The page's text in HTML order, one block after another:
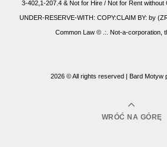
3-402,1-207.4 & Not for Hire / Not for Rent without
UNDER-RESERVE-WITH: COPY:CLAIM BY: by
Common Law © .:. Not-a-corporation,
2026 © All rights reserved | Bard Motyw
WRÓĆ NA GÓRĘ